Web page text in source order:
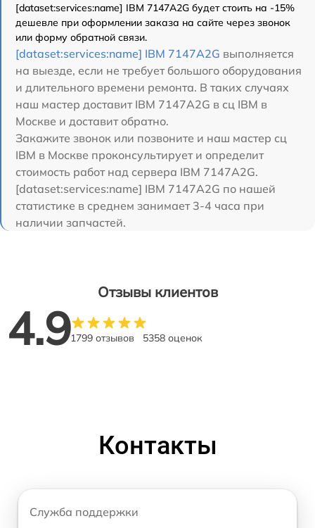
[dataset:services:name] IBM 7147A2G будет стоить на -15%
дешевле при оформлении заказа на сайте через звонок
или форму обратной связи.
[dataset:services:name] IBM 7147A2G выполняется
на выезде, если не требует большого оборудования
и длительного времени ремонта. В таких случаях
наш мастер доставит IBM 7147A2G в сц IBM в
Москве и доставит обратно.
Закажите звонок или позвоните и наш мастер сц
IBM в Москве проконсультирует и определит
стоимость работ над сервера IBM 7147A2G.
[dataset:services:name] IBM 7147A2G по нашей
статистике в среднем занимает 3-4 часа при
наличии запчастей.
Отзывы клиентов
4.91799 отзывов 5358 оценок
Контакты
Служба поддержки